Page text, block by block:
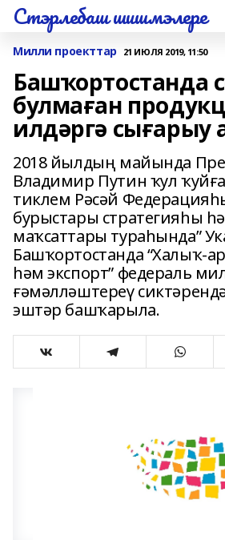
Стэрлебаш шишмэлере
Милли проекттар 21 ИЮЛЯ 2019, 11:50
Башҡортостанда
булмаған
илдәргә сығарыу
2018 йылдың майында
Владимир Путин ҡул
тиклем Рәсәй
бурыстары стратегияһы
маҡсаттары тураһында”
Башҡортостанда “Халыҡ-
һәм экспорт” федераль
ғәмәлләштереү
эштәр башҡарыла.